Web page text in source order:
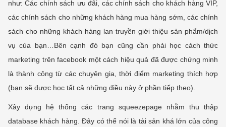
như: Các chính sách ưu đãi, các chính sách cho khách hàng VIP,
các chính sách cho những khách hàng mua hàng sớm, các chính
sách cho những khách hàng lan truyền giới thiệu sản phẩm/dịch
vụ của bạn…Bên cạnh đó bạn cũng cần phải học cách thức
marketing trên facebook một cách hiệu quả đã được chứng minh
là thành công từ các chuyên gia, thời điểm marketing thích hợp
(bạn sẽ được học tất cả những điều này ở phần tiếp theo).
Xây dựng hệ thống các trang squeezepage nhằm thu thập
database khách hàng. Đây có thể nói là tài sản khá lớn của công